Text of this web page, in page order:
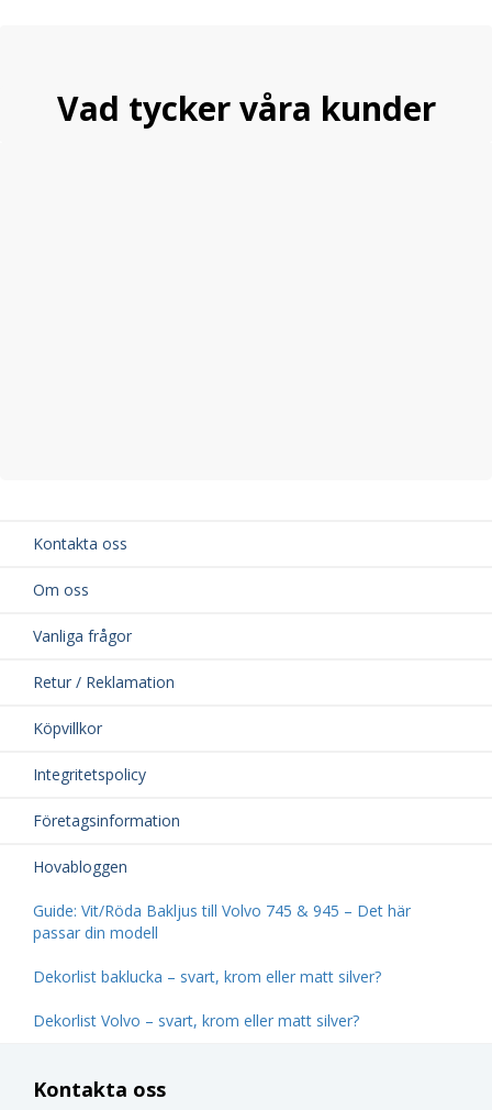
Vad tycker våra kunder
Kontakta oss
Om oss
Vanliga frågor
Retur / Reklamation
Köpvillkor
Integritetspolicy
Företagsinformation
Hovabloggen
Guide: Vit/Röda Bakljus till Volvo 745 & 945 – Det här
passar din modell
Dekorlist baklucka – svart, krom eller matt silver?
Dekorlist Volvo – svart, krom eller matt silver?
Kontakta oss